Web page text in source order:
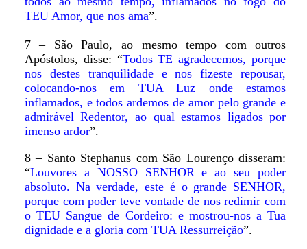
TEU Amor, que nos ama”.
7 – São Paulo, ao mesmo tempo com outros
Apóstolos, disse: “Todos TE agradecemos, porque
nos destes tranquilidade e nos fizeste repousar,
colocando-nos em TUA Luz onde estamos
inflamados, e todos ardemos de amor pelo grande e
admirável Redentor, ao qual estamos ligados por
imenso ardor”.
8 – Santo Stephanus com São Lourenço disseram:
“Louvores a NOSSO SENHOR e ao seu poder
absoluto. Na verdade, este é o grande SENHOR,
porque com poder teve vontade de nos redimir com
o TEU Sangue de Cordeiro: e mostrou-nos a Tua
dignidade e a gloria com TUA Ressurreição”.